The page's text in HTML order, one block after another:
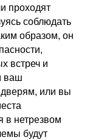
проходят
соблюдать
образом, он
встреч и
ваш
дверям, или вы
в нетрезвом
будут